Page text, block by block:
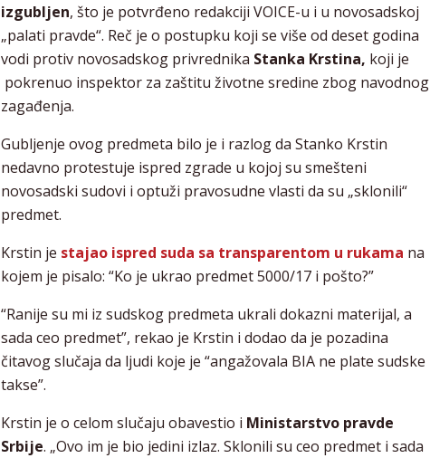
izgubljen, što je potvrđeno redakciji VOICE-u i u novosadskoj
„palati pravde“. Reč je o postupku koji se više od deset godina
vodi protiv novosadskog privrednika Stanka Krstina, koji je
pokrenuo inspektor za zaštitu životne sredine zbog navodnog
zagađenja.
Gubljenje ovog predmeta bilo je i razlog da Stanko Krstin
nedavno protestuje ispred zgrade u kojoj su smešteni
novosadski sudovi i optuži pravosudne vlasti da su „sklonili“
predmet.
Krstin je stajao ispred suda sa transparentom u rukama na
kojem je pisalo: “Ko je ukrao predmet 5000/17 i pošto?”
“Ranije su mi iz sudskog predmeta ukrali dokazni materijal, a
sada ceo predmet”, rekao je Krstin i dodao da je pozadina
čitavog slučaja da ljudi koje je “angažovala BIA ne plate sudske
takse”.
Krstin je o celom slučaju obavestio i Ministarstvo pravde
Srbije. „Ovo im je bio jedini izlaz. Sklonili su ceo predmet i sada